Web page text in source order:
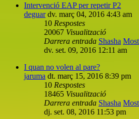
Intervenció EAP per repetir P2
deguar dv. març 04, 2016 4:43 am
10 Respostes
20067 Visualització
Darrera entrada Shasha
dv. set. 09, 2016 12:11 am
I quan no volen al pare?
jaruma dt. març 15, 2016 8:39 pm
10 Respostes
18465 Visualització
Darrera entrada Shasha
dj. set. 08, 2016 11:53 pm